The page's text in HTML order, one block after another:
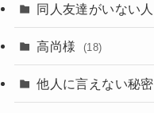
同人友達がいない人
高尚様 (18)
他人に言えない秘密